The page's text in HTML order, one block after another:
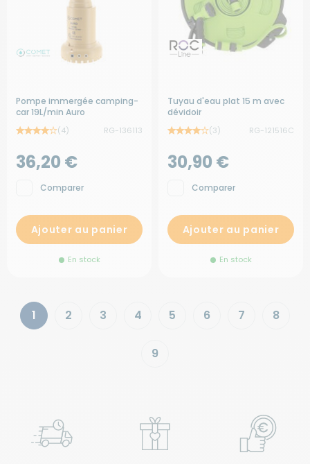
Pompe immergée camping-
car 19L/min Auro
(4) RG-136113
36,20 €
Comparer
Ajouter au panier
En stock
Tuyau d'eau plat 15 m avec
dévidoir
(3) RG-121516C
30,90 €
Comparer
Ajouter au panier
En stock
1 2 3 4 5 6 7 8
9